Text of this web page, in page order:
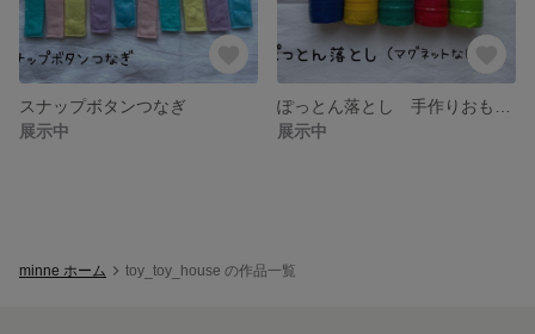
スナップボタンつなぎ
展示中
展示中
minne ホーム toy_toy_house の作品一覧